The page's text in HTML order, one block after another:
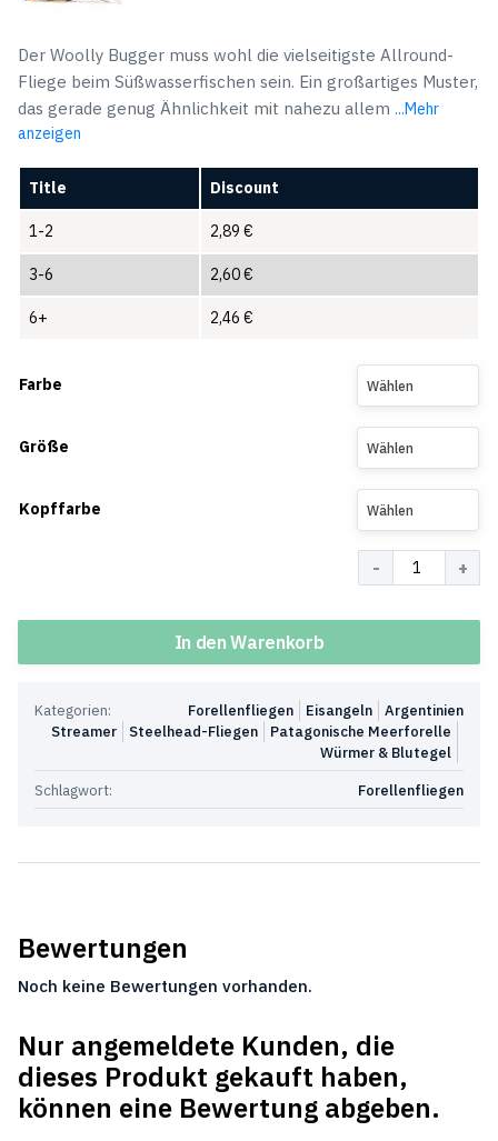
Der Woolly Bugger muss wohl die vielseitigste Allround-
Fliege beim Süßwasserfischen sein. Ein großartiges Muster,
das gerade genug Ähnlichkeit mit nahezu allem ...Mehr
anzeigen
Title Discount
1-2 2,89 €
3-6 2,60€
6+ 2,46 €
Farbe Wählen
Größe Wählen
Kopffarbe Wählen
In den Warenkorb
Kategorien: Argentinien
Eisangeln
Forellenfliegen
Patagonische Meerforelle
Steelhead-Fliegen
Streamer
Würmer & Blutegel
Schlagwort:
Forellenfliegen
Bewertungen
Noch keine Bewertungen vorhanden.
Nur angemeldete Kunden, die
dieses Produkt gekauft haben,
können eine Bewertung abgeben.